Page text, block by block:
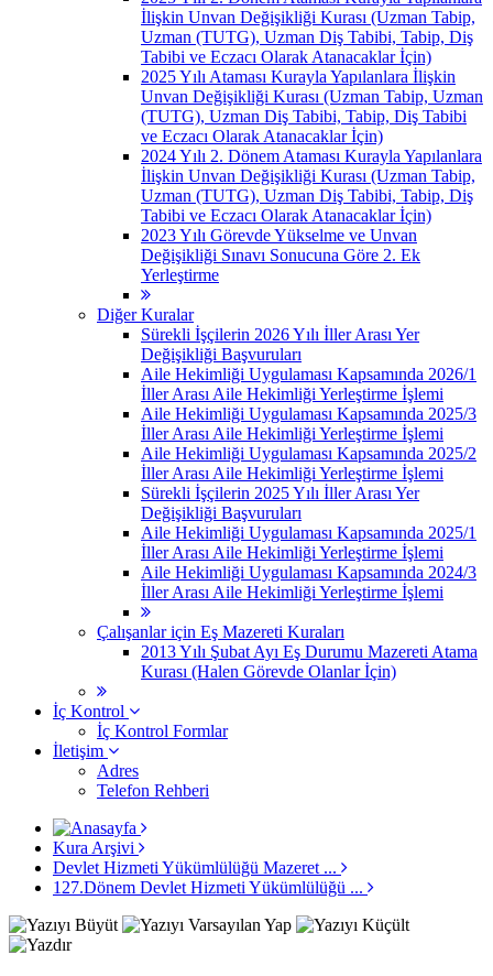
İlişkin Unvan Değişikliği Kurası (Uzman Tabip,
Uzman (TUTG), Uzman Diş Tabibi, Tabip, Diş
Tabibi ve Eczacı Olarak Atanacaklar İçin)
2025 Yılı Ataması Kurayla Yapılanlara İlişkin
Unvan Değişikliği Kurası (Uzman Tabip, Uzman
(TUTG), Uzman Diş Tabibi, Tabip, Diş Tabibi
ve Eczacı Olarak Atanacaklar İçin)
2024 Yılı 2. Dönem Ataması Kurayla Yapılanlara
İlişkin Unvan Değişikliği Kurası (Uzman Tabip,
Uzman (TUTG), Uzman Diş Tabibi, Tabip, Diş
Tabibi ve Eczacı Olarak Atanacaklar İçin)
2023 Yılı Görevde Yükselme ve Unvan
Değişikliği Sınavı Sonucuna Göre 2. Ek
Yerleştirme
Diğer Kuralar
Sürekli İşçilerin 2026 Yılı İller Arası Yer
Değişikliği Başvuruları
Aile Hekimliği Uygulaması Kapsamında 2026/1
İller Arası Aile Hekimliği Yerleştirme İşlemi
Aile Hekimliği Uygulaması Kapsamında 2025/3
İller Arası Aile Hekimliği Yerleştirme İşlemi
Aile Hekimliği Uygulaması Kapsamında 2025/2
İller Arası Aile Hekimliği Yerleştirme İşlemi
Sürekli İşçilerin 2025 Yılı İller Arası Yer
Değişikliği Başvuruları
Aile Hekimliği Uygulaması Kapsamında 2025/1
İller Arası Aile Hekimliği Yerleştirme İşlemi
Aile Hekimliği Uygulaması Kapsamında 2024/3
İller Arası Aile Hekimliği Yerleştirme İşlemi
Çalışanlar için Eş Mazereti Kuraları
2013 Yılı Şubat Ayı Eş Durumu Mazereti Atama
Kurası (Halen Görevde Olanlar İçin)
İç Kontrol
İç Kontrol Formlar
İletişim
Adres
Telefon Rehberi
Kura Arşivi
Devlet Hizmeti Yükümlülüğü Mazeret ...
127.Dönem Devlet Hizmeti Yükümlülüğü ...